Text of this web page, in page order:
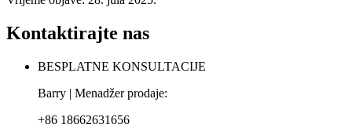
Kontaktirajte nas
BESPLATNE KONSULTACIJE
Barry | Menadžer prodaje:
+86 18662631656